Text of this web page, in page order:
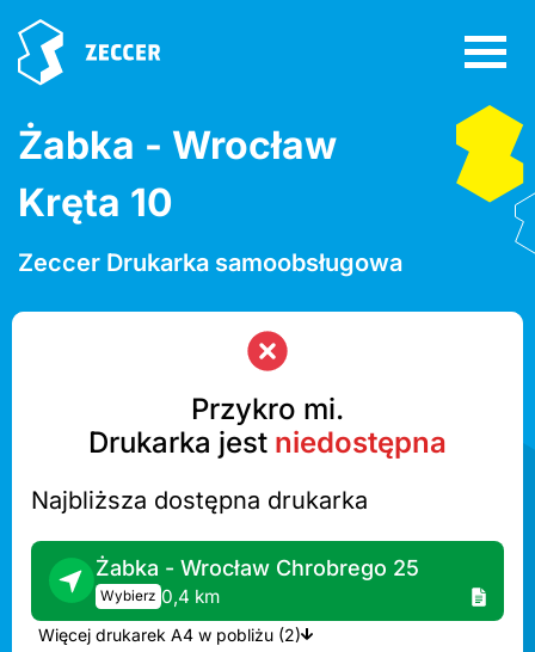
Żabka - Wrocław
Kręta 10
Zeccer Drukarka samoobsługowa
Przykro mi.
Drukarka jest niedostępna
Najbliższa dostępna drukarka
Żabka - Wrocław Chrobrego 25
Wybierz 0,4 km
Więcej drukarek A4 w pobliżu (2)